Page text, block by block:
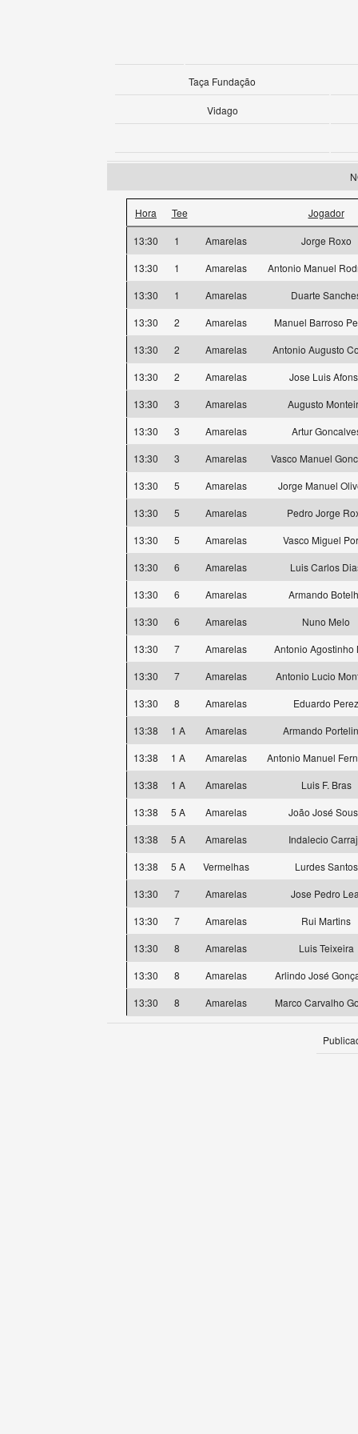
Taça Fundação
Vidago
Hora Tee Jogador
13:30 1 Amarelas
Jorge Roxo
13:30
1 Amarelas
Antonio Manuel
13:30
1 Amarelas
Duarte
13:30
2 Amarelas
Manuel Barroso
13:30
2 Amarelas
Antonio Augusto
13:30
2 Amarelas
Jose Luis
13:30
3 Amarelas
Augusto
13:30
3 Amarelas
Artur
13:30
3 Amarelas
Vasco Manuel
13:30
5 Amarelas
Jorge Manuel
13:30
5 Amarelas
Pedro Jorge
13:30
5 Amarelas
Vasco Miguel
13:30
6 Amarelas
Luis Carlos
13:30
6 Amarelas
Armando
13:30
6 Amarelas
Nuno Melo
13:30
7 Amarelas
Antonio Agostinho
13:30
7 Amarelas
Antonio Lucio
13:30
8 Amarelas
Eduardo Perez
13:38
1 A Amarelas
Armando
13:38
1 A Amarelas
Antonio Manuel
13:38
1 A Amarelas
Luis F. Bras
13:38
5 A Amarelas
João José
13:38
5 A Amarelas
Indalecio
13:38
5 A Vermelhas
Lurdes Santos
13:30
7 Amarelas
Jose Pedro
13:30
7 Amarelas
Rui Martins
13:30
8 Amarelas
Luis Teixeira
13:30
8 Amarelas
Arlindo José
13:30
8 Amarelas Marco Carvalho